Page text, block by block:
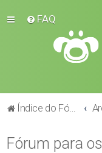
FAQ
Índice do Fórum
Fórum para